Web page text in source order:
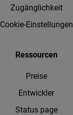
Zugänglichkeit
Cookie-Einstellungen
Ressourcen
Preise
Entwickler
Status page